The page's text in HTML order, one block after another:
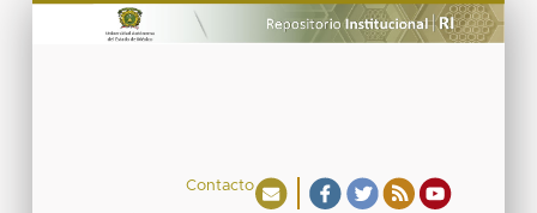
Contacto